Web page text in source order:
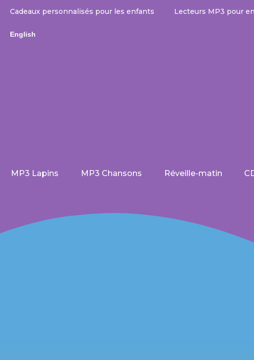
Cadeaux personnalisés pour les enfants Lecteurs MP3 pour
English
MP3 Lapins MP3 Chansons Réveille-matin